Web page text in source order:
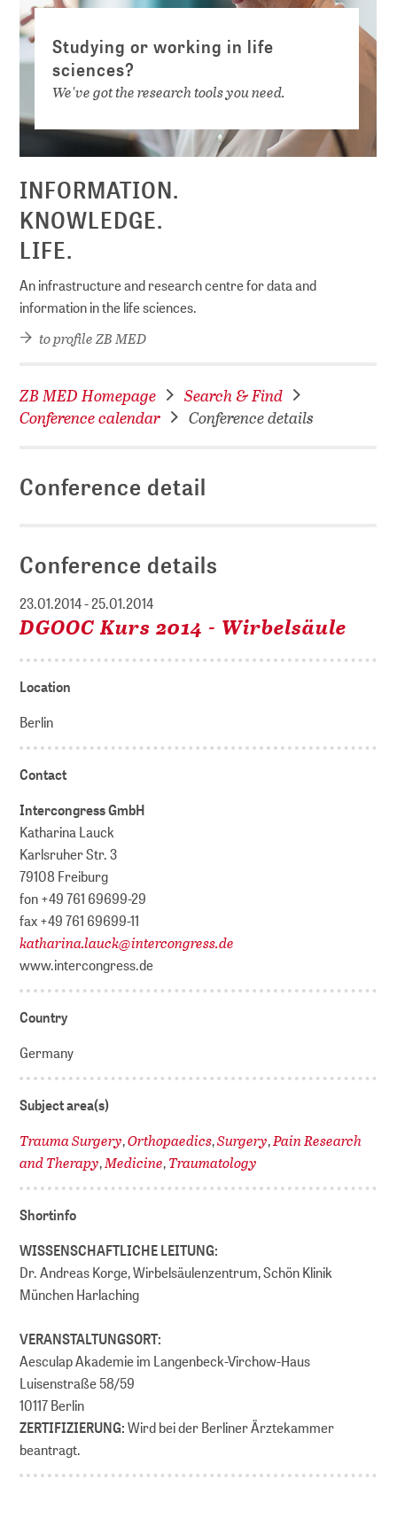
Studying or working in life
sciences?
We've got the research tools you need.
INFORMATION.
KNOWLEDGE.
LIFE.
An infrastructure and research centre for data and
information in the life sciences.
to profile ZB MED
ZB MED Homepage
Search & Find
Conference calendar
Conference details
Conference detail
Conference details
23.01.2014 - 25.01.2014
DGOOC Kurs 2014 - Wirbelsäule
Location
Berlin
Contact
Intercongress GmbH
Katharina Lauck
Karlsruher Str. 3
79108 Freiburg
fon +49 761 69699-29
fax +49 761 69699-11
katharina.lauck@intercongress.de
www.intercongress.de
Country
Germany
Subject area(s)
Trauma Surgery,Orthopaedics,Surgery,Pain Research
and Therapy,Medicine,Traumatology
Shortinfo
WISSENSCHAFTLICHE LEITUNG:
Dr. Andreas Korge, Wirbelsäulenzentrum, Schön Klinik
München Harlaching
VERANSTALTUNGSORT:
Aesculap Akademie im Langenbeck-Virchow-Haus
Luisenstraße 58/59
10117 Berlin
ZERTIFIZIERUNG:Wird bei der Berliner Ärztekammer
beantragt.